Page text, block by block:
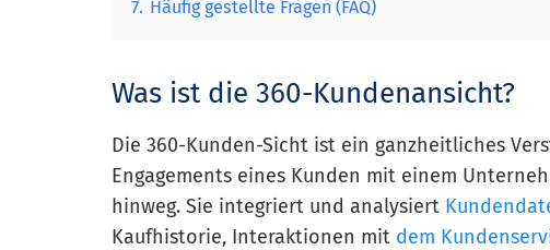
7. Häufig gestellte Fragen (FAQ)
Was ist die 360-Kundenansicht?
Die 360-Kunden-Sicht ist ein ganzheitliches
Engagements eines Kunden mit einem
hinweg. Sie integriert und analysiert
Kaufhistorie, Interaktionen mit dem